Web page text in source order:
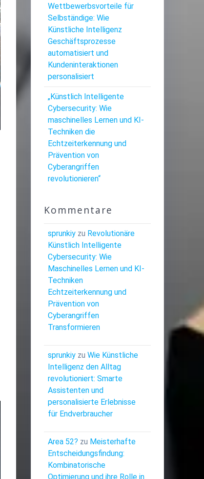
Wettbewerbsvorteile für
Selbständige: Wie
Künstliche Intelligenz
Geschäftsprozesse
automatisiert und
Kundeninteraktionen
personalisiert
„Künstlich Intelligente
Cybersecurity: Wie
maschinelles Lernen und KI-
Techniken die
Echtzeiterkennung und
Prävention von
Cyberangriffen
revolutionieren“
Kommentare
sprunkiyzu Revolutionäre
Künstlich Intelligente
Cybersecurity: Wie
Maschinelles Lernen und KI-
Techniken
Echtzeiterkennung und
Prävention von
Cyberangriffen
Transformieren
sprunkiyzu Wie Künstliche
Intelligenz den Alltag
revolutioniert: Smarte
Assistenten und
personalisierte Erlebnisse
für Endverbraucher
Area 52? zu Meisterhafte
Entscheidungsfindung:
Kombinatorische
Optimierung und ihre Rolle in